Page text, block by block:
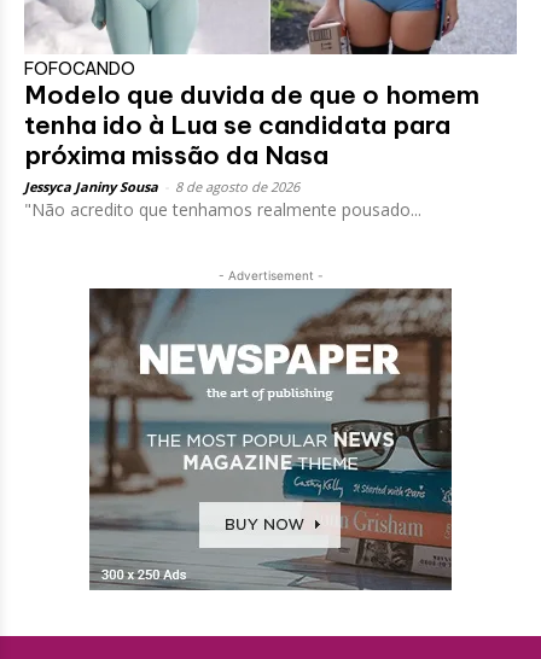
FOFOCANDO
Modelo que duvida de que o homem
tenha ido à Lua se candidata para
próxima missão da Nasa
Jessyca Janiny Sousa 8 de agosto de 2026
"Não acredito que tenhamos realmente pousado...
- Advertisement -